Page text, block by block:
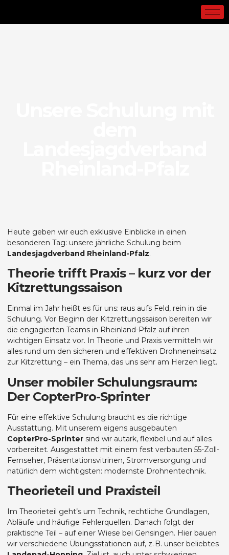
Heute geben wir euch exklusive Einblicke in einen
besonderen Tag: unsere jährliche Schulung beim
Landesjagdverband Rheinland-Pfalz.
Theorie trifft Praxis – kurz vor der
Kitzrettungssaison
Einmal im Jahr heißt es für uns: raus aufs Feld, rein in die
Schulung. Vor Beginn der Kitzrettungssaison bereiten wir
die engagierten Teams in Rheinland-Pfalz auf ihren
wichtigen Einsatz vor. In Theorie und Praxis vermitteln wir
alles rund um den sicheren und effektiven Drohneneinsatz
zur Kitzrettung – ein Thema, das uns sehr am Herzen liegt.
Unser mobiler Schulungsraum:
Der CopterPro-Sprinter
Für eine effektive Schulung braucht es die richtige
Ausstattung. Mit unserem eigens ausgebauten
CopterPro-Sprinter sind wir autark, flexibel und auf alles
vorbereitet. Ausgestattet mit einem fest verbauten 55-Zoll-
Fernseher, Präsentationsvitrinen, Stromversorgung und
natürlich dem wichtigsten: modernste Drohnentechnik.
Theorieteil und Praxisteil
Im Theorieteil geht’s um Technik, rechtliche Grundlagen,
Abläufe und häufige Fehlerquellen. Danach folgt der
praktische Teil – auf einer Wiese bei Gensingen. Hier bauen
wir verschiedene Übungsstationen auf, z. B. unser beliebtes